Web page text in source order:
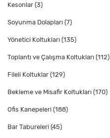
Kesonlar (3)
Soyunma Dolapları (7)
Yönetici Koltukları (135)
Toplantı ve Çalışma Koltukları (112)
Fileli Koltuklar (129)
Bekleme ve Misafir Koltukları (170)
Ofis Kanepeleri (188)
Bar Tabureleri (45)